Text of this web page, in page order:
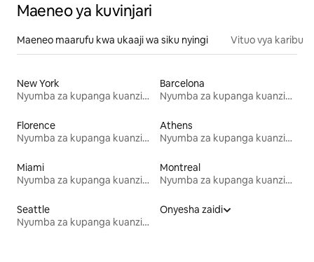
Maeneo ya kuvinjari
Maeneo maarufu kwa ukaaji wa siku nyingi Vituo vya karibu
New York
Nyumba za kupanga kuanzia mwezi mmoja
Barcelona
Nyumba za kupanga kuanzia mwezi mmoja
Florence
Nyumba za kupanga kuanzia mwezi mmoja
Athens
Nyumba za kupanga kuanzia mwezi mmoja
Miami
Nyumba za kupanga kuanzia mwezi mmoja
Montreal
Nyumba za kupanga kuanzia mwezi mmoja
Seattle
Nyumba za kupanga kuanzia mwezi mmoja
Onyesha zaidi